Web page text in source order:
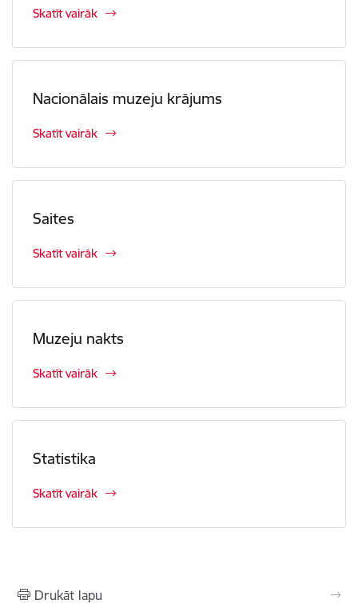
Skatīt vairāk
Nacionālais muzeju krājums
Skatīt vairāk
Saites
Skatīt vairāk
Muzeju nakts
Skatīt vairāk
Statistika
Skatīt vairāk
Drukāt lapu